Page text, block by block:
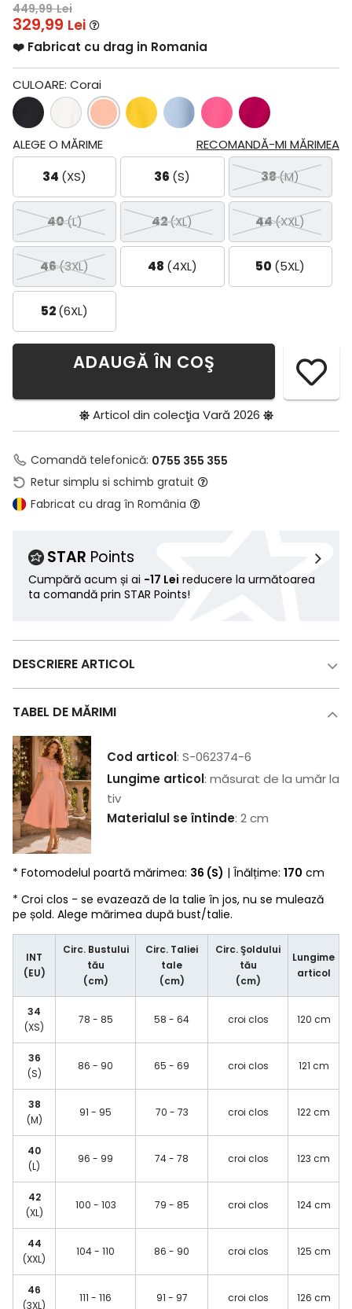
449,99 Lei
329,99 Lei
❤️ Fabricat cu drag in Romania
CULOARE: Corai
RECOMANDĂ-MI MĂRIMEA
ALEGE O MĂRIME
34 (XS) 36 (S) 38(M)
40(L) 42(XL) 44(XXL)
46(3XL) 48 (4XL) 50 (5XL)
52(6XL)
ADAUGĂ ÎN COŞ
Articol din colecţia Vară 2026
Comandă telefonică: 0755 355 355
Retur simplu si schimb gratuit
Fabricat cu drag în România
STAR Points
Cumpără acum și ai -17 Lei reducere la următoarea
ta comandă prin STAR Points!
DESCRIERE ARTICOL
TABEL DE MĂRIMI
Cod articol: S-062374-6
Lungime articol: măsurat de la umăr la
tiv
Materialul se întinde: 2 cm
* Fotomodelul poartă mărimea: 36 (S) | Înălțime: 170 cm
* Croi clos - se evazează de la talie în jos, nu se mulează
pe șold. Alege mărimea după bust/talie.
INT
(EU)
Circ. Bustului
tău
(cm)
Circ. Taliei
tale
(cm)
Circ. Şoldului
tău
(cm)
Lungime
articol
34
(XS)
78 - 85 58 - 64 croi clos 120 cm
36
(S)
86 - 90 65 - 69 croi clos 121 cm
38
(M)
91 - 95 70 - 73 croi clos 122 cm
40
(L)
96 - 99 74 - 78 croi clos 123 cm
42
(XL)
100 - 103 79 - 85 croi clos 124 cm
44
(XXL)
104 - 110 86 - 90 croi clos 125 cm
46
(3XL)
111 - 116 91 - 97 croi clos 126 cm